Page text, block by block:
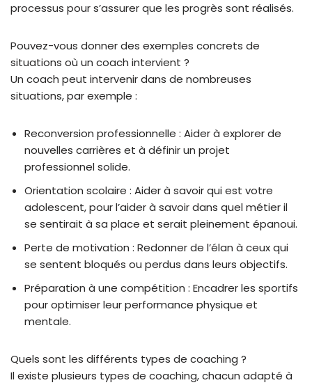
processus pour s’assurer que les progrès sont réalisés.
Pouvez-vous donner des exemples concrets de
situations où un coach intervient ?
Un coach peut intervenir dans de nombreuses
situations, par exemple :
Reconversion professionnelle : Aider à explorer de
nouvelles carrières et à définir un projet
professionnel solide.
Orientation scolaire : Aider à savoir qui est votre
adolescent, pour l’aider à savoir dans quel métier il
se sentirait à sa place et serait pleinement épanoui.
Perte de motivation : Redonner de l’élan à ceux qui
se sentent bloqués ou perdus dans leurs objectifs.
Préparation à une compétition : Encadrer les sportifs
pour optimiser leur performance physique et
mentale.
Quels sont les différents types de coaching ?
Il existe plusieurs types de coaching, chacun adapté à